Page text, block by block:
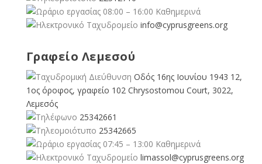
08:00 – 16:00 Καθημερινά
info@cyprusgreens.org
Γραφείο Λεμεσού
Οδός 16ης Ιουνίου 1943 12,
1ος όροφος, γραφείο 102 Chrysostomou Court, 3022,
Λεμεσός
25342661
25342665
07:45 – 13:00 Καθημερινά
limassol@cyprusgreens.org